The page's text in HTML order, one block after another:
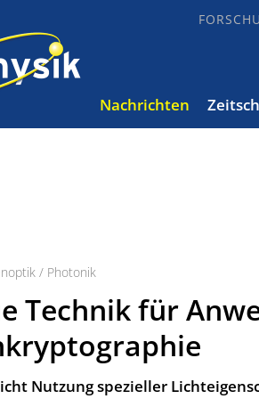
Nachrichten
/ Photonik
Technik für
Nutzung spezieller